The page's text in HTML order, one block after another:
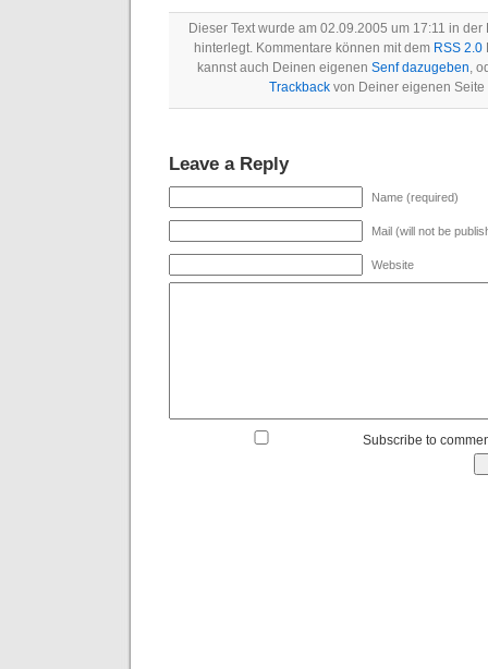
Dieser Text wurde am 02.09.2005 um 17:11 in
hinterlegt. Kommentare können mit dem RSS 2.0
kannst auch Deinen eigenen Senf dazugeben,
Trackback von Deiner eigenen Seite
Leave a Reply
Name (required)
Mail (will not be
Website
Subscribe to